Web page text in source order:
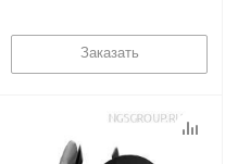
САИПА-350, САИПА-500 в
Санкт-Петербурге
Заказать